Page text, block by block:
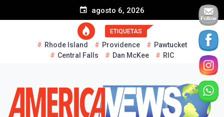
agosto 6, 2026
ETIQUETAS
Rhode Island Providence
Pawtucket
Central Falls
Dan McKee RIC